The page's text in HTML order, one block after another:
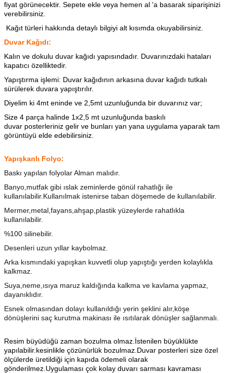
fiyat görünecektir. Sepete ekle veya hemen al 'a basarak siparişinizi
verebilirsiniz.
Kağıt türleri hakkında detaylı bilgiyi alt kısımda okuyabilirsiniz.
Duvar Kağıdı:
Kalın ve dokulu duvar kağıdı yapısındadır. Duvarınızdaki hataları
kapatıcı özelliktedir.
Yapıştırma işlemi: Duvar kağıdının arkasına duvar kağıdı tutkalı
sürülerek duvara yapıştırılır.
Diyelim ki 4mt eninde ve 2,5mt uzunluğunda bir duvarınız var;
Size 4 parça halinde 1x2,5 mt uzunluğunda baskılı
duvar posterleriniz gelir ve bunları yan yana uygulama yaparak tam
görüntüyü elde edebilirsiniz.
Yapışkanlı Folyo:
Baskı yapılan folyolar Alman malıdır.
Banyo,mutfak gibi ıslak zeminlerde gönül rahatlığı ile
kullanılabilir.Kullanılmak istenirse taban döşemede de kullanılabilir.
Mermer,metal,fayans,ahşap,plastik yüzeylerde rahatlıkla
kullanılabilir.
%100 silinebilir.
Desenleri uzun yıllar kaybolmaz.
Arka kısmındaki yapışkan kuvvetli olup yapıştığı yerden kolaylıkla
kalkmaz.
Suya,neme,ısıya maruz kaldığında kalkma ve kavlama yapmaz,
dayanıklıdır.
Esnek olmasından dolayı kullanıldığı yerin şeklini alır,köşe
dönüşlerini saç kurutma makinası ile ısıtılarak dönüşler sağlanmalı.
Resim büyüdüğü zaman bozulma olmaz.İstenilen büyüklükte
yapılabilir.kesinlikle çözünürlük bozulmaz.Duvar posterleri size özel
ölçülerde üretildiği için kapıda ödemeli olarak
gönderilmez.Uygulaması çok kolay duvarı sarması kavraması